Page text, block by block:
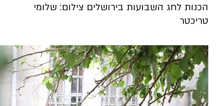
הכנות לחג השבועות בירושלים צילום: שלומי
טריכטר